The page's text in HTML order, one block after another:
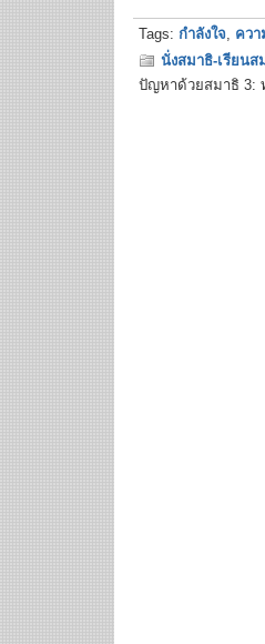
Tags: กำลังใจ, ควา
นั่งสมาธิ-เรียนส
ปัญหาด้วยสมาธิ 3: